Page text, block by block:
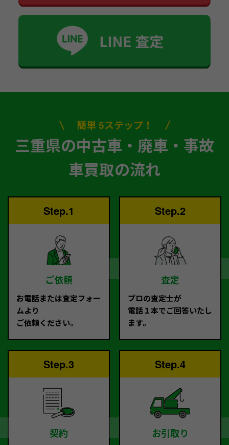
簡単 5ステップ！
三重県の中古車・廃車・事故
車買取の流れ
Step.1
ご依頼
お電話または査定フォー
ムより
ご依頼ください。
Step.2
査定
プロの査定士が
電話１本でご回答いたし
ます。
Step.3
契約
Step.4
お引取り